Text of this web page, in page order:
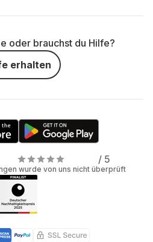
oder brauchst du Hilfe?
erhalten
/ 5
wurde von uns nicht überprüft